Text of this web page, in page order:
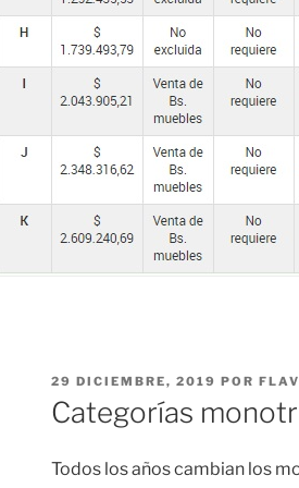
PUBLICADO
EL
29 DICIEMBRE, 2019 POR
Categorías
Todos los años cambian los